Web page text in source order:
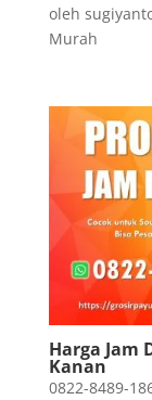
oleh
Murah
Harga Jam
Kanan
0822-8489-